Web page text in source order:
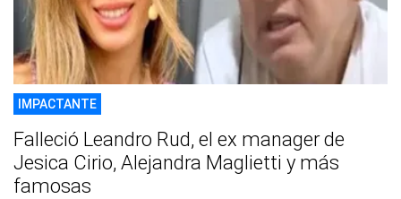
IMPACTANTE
Falleció Leandro Rud, el ex manager de
Jesica Cirio, Alejandra Maglietti y más
famosas